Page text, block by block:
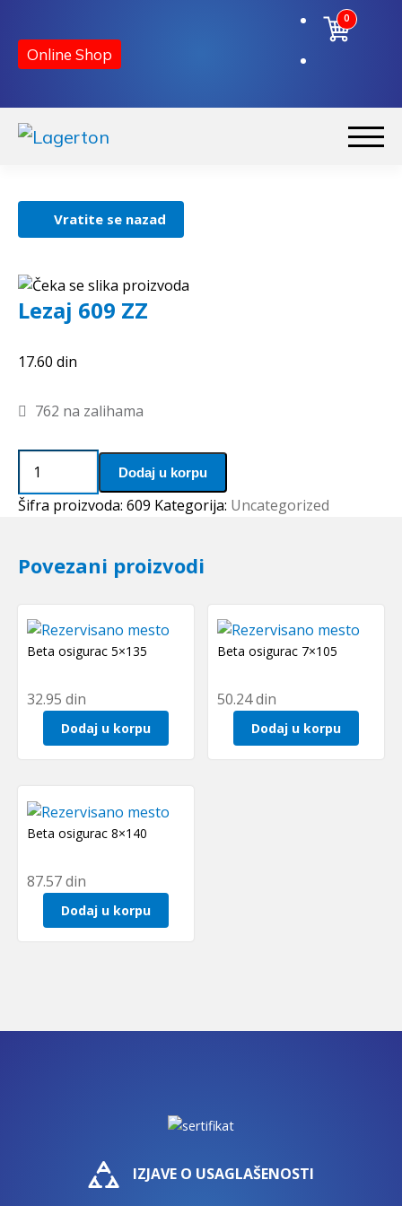
Online Shop
0
navigaciju
sadržaj
Početna
Kontakt
Vratite se nazad
Lezaj 609 ZZ
17.60 din
762 na zalihama
609
ZZ
Dodaj u korpu
Šifra proizvoda: 609 Kategorija: Uncategorized
Povezani proizvodi
Beta osigurac 5×135
32.95 din
Dodaj u korpu
Beta osigurac 7×105
50.24din
Dodaj u korpu
Beta osigurac 8×140
87.57din
Dodaj u korpu
IZJAVE O USAGLAŠENOSTI